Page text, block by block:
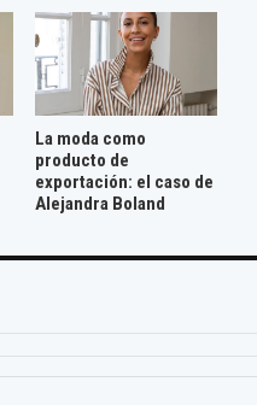
La moda como
producto de
exportación: el caso de
Alejandra Boland